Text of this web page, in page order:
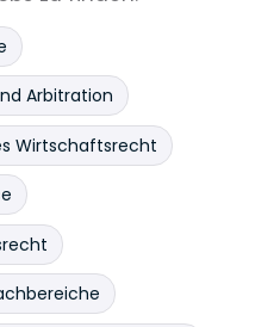
Arbitration
Wirtschaftsrecht